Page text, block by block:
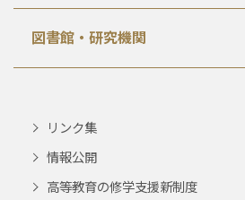
図書館・研究機関
リンク集
情報公開
高等教育の修学支援新制度